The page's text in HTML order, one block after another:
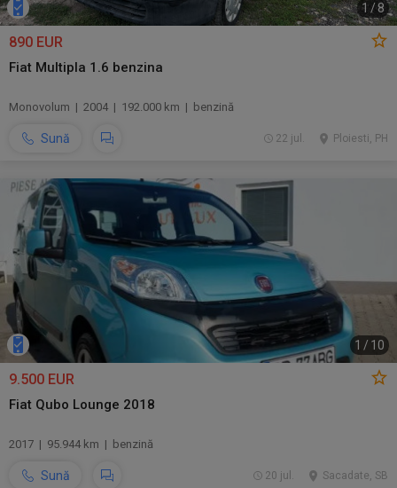
1 /8
890 EUR
Fiat Multipla 1.6 benzina
Monovolum | 2004 | 192.000 km | benzină
Sună Ploiesti, PH
22 jul.
1 / 10
9.500 EUR
Fiat Qubo Lounge 2018
2017 | 95.944 km | benzină
Sună Sacadate, SB
20 jul.